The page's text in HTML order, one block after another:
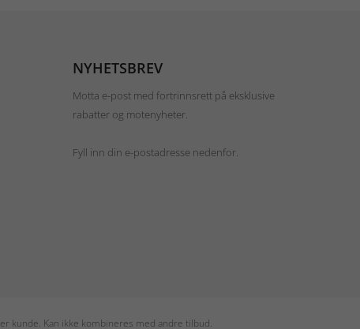
NYHETSBREV
Motta e-post med fortrinnsrett på eksklusive
rabatter og motenyheter.
Fyll inn din e-postadresse nedenfor.
kunde. Kan ikke kombineres med andre tilbud.